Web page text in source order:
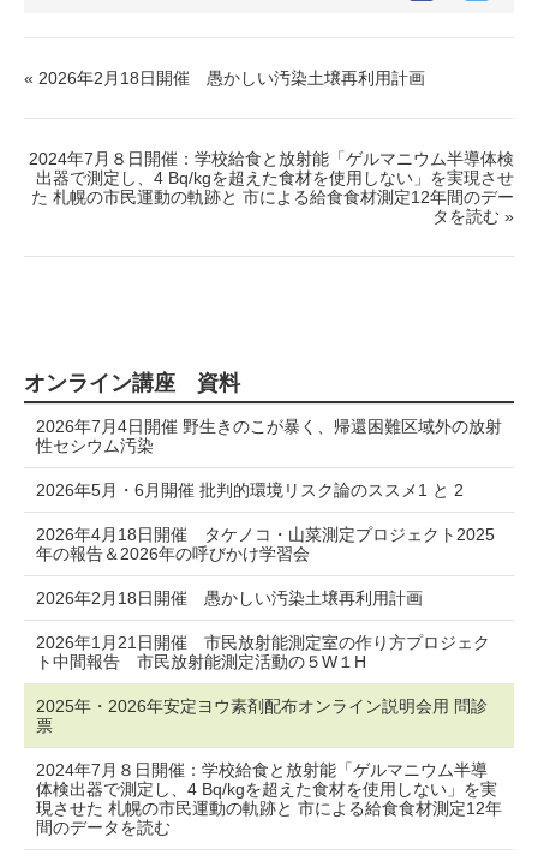
« 2026年2月18日開催 愚かしい汚染土壌再利用計画
2024年7月８日開催：学校給食と放射能「ゲルマニウム半導体検
出器で測定し、4 Bq/kgを超えた食材を使用しない」を実現させ
た 札幌の市民運動の軌跡と 市による給食食材測定12年間のデー
タを読む »
オンライン講座 資料
2026年7月4日開催 野生きのこが暴く、帰還困難区域外の放射
性セシウム汚染
2026年5月・6月開催 批判的環境リスク論のススメ1 と 2
2026年4月18日開催 タケノコ・山菜測定プロジェクト2025
年の報告＆2026年の呼びかけ学習会
2026年2月18日開催 愚かしい汚染土壌再利用計画
2026年1月21日開催 市民放射能測定室の作り方プロジェク
ト中間報告 市民放射能測定活動の５W１H
2025年・2026年安定ヨウ素剤配布オンライン説明会用 問診
票
2024年7月８日開催：学校給食と放射能「ゲルマニウム半導
体検出器で測定し、4 Bq/kgを超えた食材を使用しない」を実
現させた 札幌の市民運動の軌跡と 市による給食食材測定12年
間のデータを読む